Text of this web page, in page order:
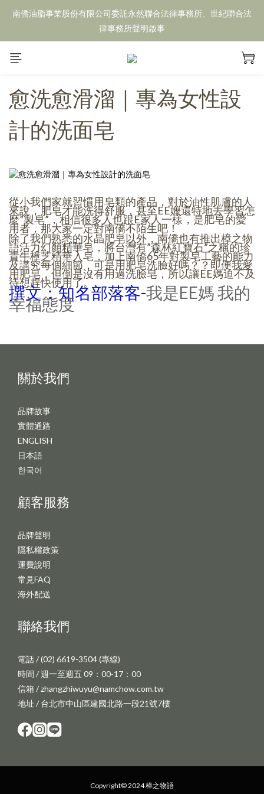
南僑油脂事業股份有限公司委託永然聯合法律事務所、世紀聯合法
律事務所聲明啟事
愈洗愈滑溜｜專為女性設
計的洗面皂
從小我們家就習慣用皂類的產品，對於油性肌膚的人
來說，肥皂才能洗得舒服，甚至EE嬤還特地去學習怎
麼”製皂”，相信很多人也跟E家人一樣，是肥皂的愛
用者，那大家一定對南僑不陌生吧！
除了我們熟悉的水晶肥皂以外，南僑也有推出樟之物
語活力幻顏精華皂，將台灣有”森林紅寶石”之稱的珍
貴牛樟芝精華入皂，加上南僑65年對製皂工藝的能力
及講究每個細節，可是用肥皂洗臉好嗎？？即便我愛
用肥皂，但倒是沒有用過洗臉皂，所以讓EE媽迫不及
待想趕快使用了。
撰文：知名部落客-我是EE媽我的
幸福態度
關於我們
品牌故事
實體通路
ENGLISH
日本語
한국어
顧客服務
品牌聲明
隱私權政策
運費說明
常見FAQ
海外配送
聯絡我們
電話 / (02) 6619-3504 (專線)
時間 / 週一至週五 09：00-17：00
信箱 / zhangzhiwuyu@namchow.com.tw
地址 / 台北市中山區建國北路一段21號7樓
Copyright© 2024 樟之物語